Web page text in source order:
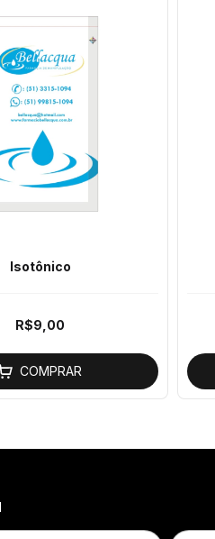
Isotônico
R$9,00
COMPRAR